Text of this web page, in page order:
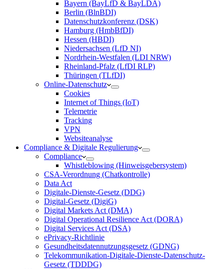
Bayern (BayLfD & BayLDA)
Berlin (BlnBDI)
Datenschutzkonferenz (DSK)
Hamburg (HmbBfDI)
Hessen (HBDI)
Niedersachsen (LfD NI)
Nordrhein-Westfalen (LDI NRW)
Rheinland-Pfalz (LfDI RLP)
Thüringen (TLfDI)
Online-Datenschutz
Cookies
Internet of Things (IoT)
Telemetrie
Tracking
VPN
Websiteanalyse
Compliance & Digitale Regulierung
Compliance
Whistleblowing (Hinweisgebersystem)
CSA-Verordnung (Chatkontrolle)
Data Act
Digitale-Dienste-Gesetz (DDG)
Digital-Gesetz (DigiG)
Digital Markets Act (DMA)
Digital Operational Resilience Act (DORA)
Digital Services Act (DSA)
ePrivacy-Richtlinie
Gesundheitsdatennutzungsgesetz (GDNG)
Telekommunikation-Digitale-Dienste-Datenschutz-
Gesetz (TDDDG)